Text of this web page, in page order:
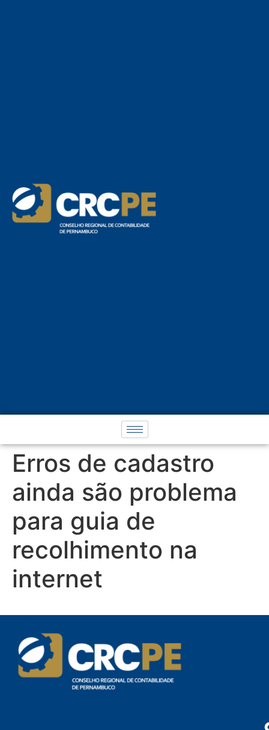
Erros de cadastro
ainda são problema
para guia de
recolhimento na
internet